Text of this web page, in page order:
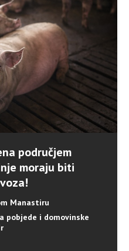
područjem
moraju biti
Manastiru
pobjede i domovinske